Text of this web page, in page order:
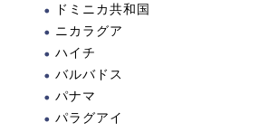
ドミニカ共和国
ニカラグア
ハイチ
バルバドス
パナマ
パラグアイ